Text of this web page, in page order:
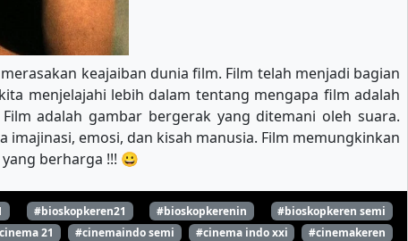
keajaiban dunia film. Film telah menjadi bagian
menjelajahi lebih dalam tentang mengapa film adalah
adalah gambar bergerak yang ditemani oleh suara.
emosi, dan kisah manusia. Film memungkinkan
berharga !!! 😀
#bioskopkeren21 #bioskopkerenin
#bioskopkeren semi
21 #cinemaindo semi #cinema indo xxi
#cinemakeren